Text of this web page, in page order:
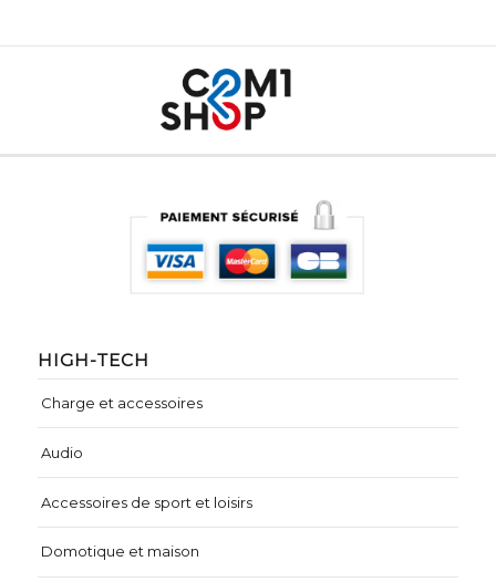
HIGH-TECH
Charge et accessoires
Audio
Accessoires de sport et loisirs
Domotique et maison